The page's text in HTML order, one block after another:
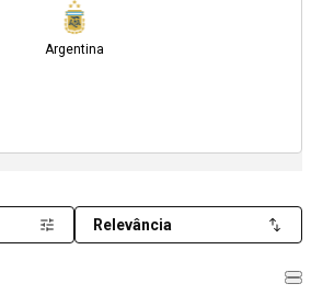
Argentina
Relevância